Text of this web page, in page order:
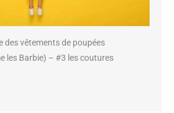
des vêtements de poupées
les Barbie) – #3 les coutures